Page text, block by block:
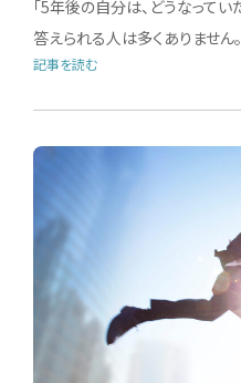
「5年後の自分は、どうなってい
答えられる人は多くありませ
記事を読む